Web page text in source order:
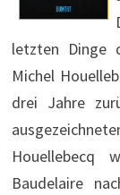
letzten Dinge
Michel
drei Jahre
Houellebecq
Baudelaire